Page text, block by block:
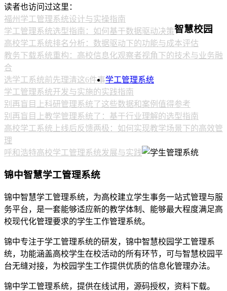
读者也访问过这里：
福州学工管理系统设计与实操指南
学工管理系统选型指南：如何基于数据驱动决策
高校学工系统排名分析：数据驱动下的功能与成本评估
教务下载系统重构：高校信息化观察者视角下的技术与业务融
合
选学工系统前先理清这6件事
学工管理系统开发与实施的实践指南
别再盲目上科研管理系统了这些数据和案例值得参考
别再盲目上教学管理系统了：基于行业理解的选型指南
高校学工系统上线后反馈两极：如何实现教学场景下的高效管
理
呼和浩特高校学工管理系统发展与实践
智慧校园
学工管理系统
锦中智慧学工管理系统
锦中智慧学工管理系统，为高校建立学生事务一站式管理与服
务平台，是一套能够适应新的教学体制、能够最大程度满足高
校现代化管理要求的学生工作管理系统。
锦中专注于学工管理系统的研发，锦中智慧校园学工管理系
统，功能涵盖高校学生在校活动的所有环节，可与智慧校园平
台无缝对接，为校园学生工作提供优质的信息化管理办法。
锦中学工管理系统，提供在线试用，源码授权，资料下载。